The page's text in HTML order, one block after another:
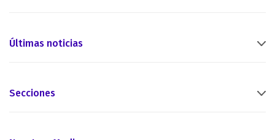
Últimas noticias
Secciones